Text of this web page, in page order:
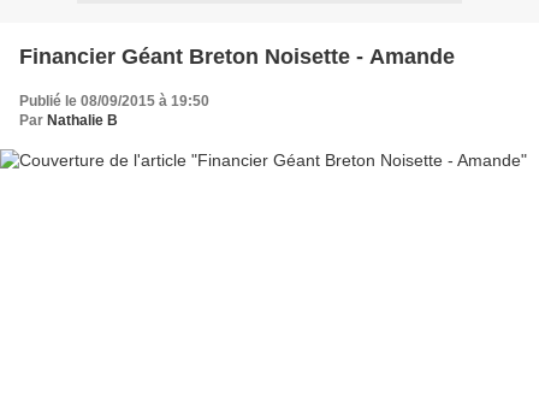
Financier Géant Breton Noisette - Amande
Publié le 08/09/2015 à 19:50
Par Nathalie B